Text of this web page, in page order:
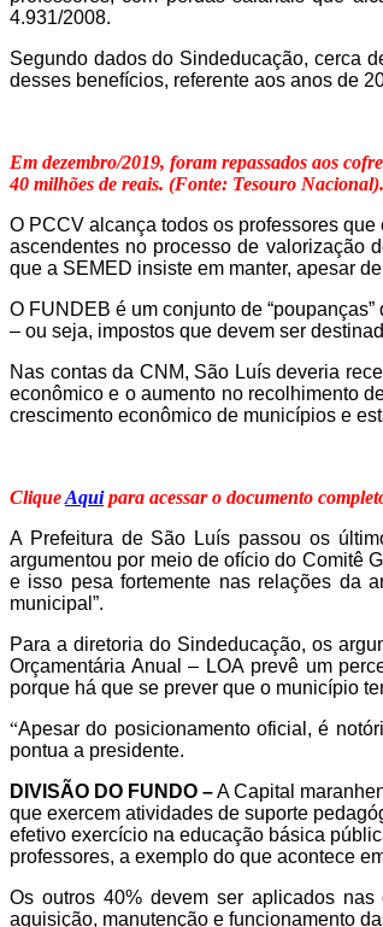
4.931/2008.
Segundo dados do Sindeducação, cerca
desses benefícios, referente aos anos de
Em dezembro/2019, foram repassados aos
40 milhões de reais. (Fonte: Tesouro Nacional).
O PCCV alcança todos os professores
ascendentes no processo de valorização
que a SEMED insiste em manter, apesar
O FUNDEB é um conjunto de
– ou seja, impostos que devem ser
Nas contas da CNM, São Luís deveria
econômico e o aumento no recolhimento
crescimento econômico de municípios e
CliqueAquipara acessar o documento
A Prefeitura de São Luís passou os
argumentou por meio de ofício do Comitê
e isso pesa fortemente nas relações da
municipal”.
Para a diretoria do Sindeducação, os
Orçamentária Anual – LOA prevê um
porque há que se prever que o município
“Apesar do posicionamentooficial, é
pontua a presidente.
DIVISÃO DO FUNDO –ACapital
que exercem atividades de suporte
efetivo exercício na educação básica
professores, a exemplo do que acontece
Os outros 40% devem ser aplicados
aquisição, manutenção e funcionamento